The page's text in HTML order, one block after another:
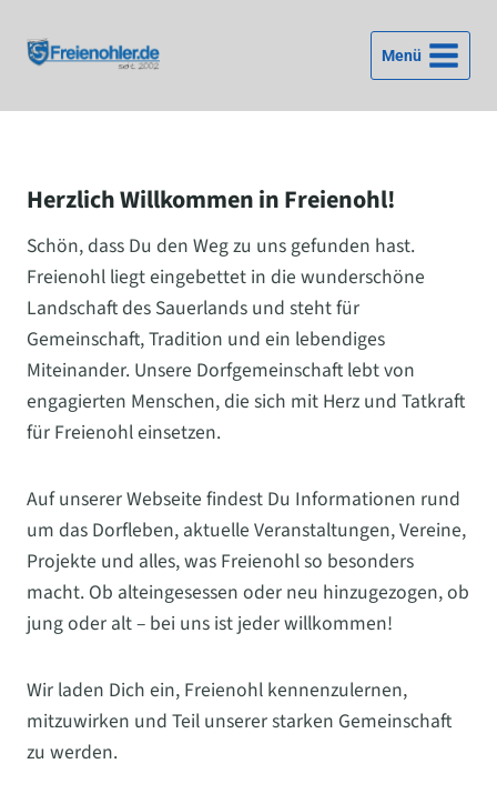
Inhalt
springen
Menü
Herzlich Willkommen in Freienohl!
Schön, dass Du den Weg zu uns gefunden hast.
Freienohl liegt eingebettet in die wunderschöne
Landschaft des Sauerlands und steht für
Gemeinschaft, Tradition und ein lebendiges
Miteinander. Unsere Dorfgemeinschaft lebt von
engagierten Menschen, die sich mit Herz und Tatkraft
für Freienohl einsetzen.
Auf unserer Webseite findest Du Informationen rund
um das Dorfleben, aktuelle Veranstaltungen, Vereine,
Projekte und alles, was Freienohl so besonders
macht. Ob alteingesessen oder neu hinzugezogen, ob
jung oder alt – bei uns ist jeder willkommen!
Wir laden Dich ein, Freienohl kennenzulernen,
mitzuwirken und Teil unserer starken Gemeinschaft
zu werden.